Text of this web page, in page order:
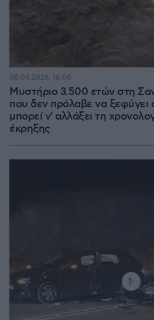
Μυστήριο 3.500 ετών στη
που δεν πρόλαβε να ξεφύγει
μπορεί ν' αλλάξει τη
έκρηξης
08.08.2026, 18:08